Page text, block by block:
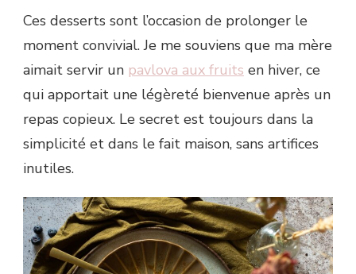
Ces desserts sont l’occasion de prolonger le
moment convivial. Je me souviens que ma mère
aimait servir un pavlova aux fruits en hiver, ce
qui apportait une légèreté bienvenue après un
repas copieux. Le secret est toujours dans la
simplicité et dans le fait maison, sans artifices
inutiles.